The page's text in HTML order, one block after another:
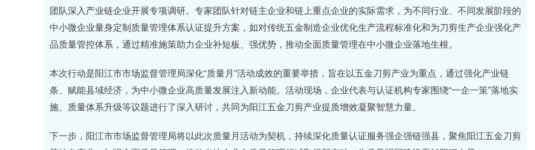
团队深入产业链企业开展专项调研。专家团队针对链主企业和链上重点企业的实际需求，为不同行业、不同发展阶段的
中小微企业量身定制质量管理体系认证提升方案，如对传统五金制造企业优化生产流程标准化和为刀剪生产企业强化产
品质量管控体系，通过精准施策助力企业补短板、强优势，推动全面质量管理在中小微企业落地生根。
本次行动是阳江市市场监督管理局深化“质量月”活动成效的重要举措，旨在以五金刀剪产业为重点，通过强化产业链
条、赋能县域经济，为中小微企业高质量发展注入新动能。活动现场，企业代表与认证机构专家围绕“一企一策”落地实
施、质量体系升级等议题进行了深入研讨，共同为阳江五金刀剪产业提质增效凝聚智慧力量。
下一步，阳江市市场监督管理局将以此次质量月活动为契机，持续深化质量认证服务强企强链强县，聚焦阳江五金刀剪